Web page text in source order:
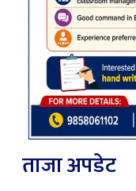
ताजा अपडेट